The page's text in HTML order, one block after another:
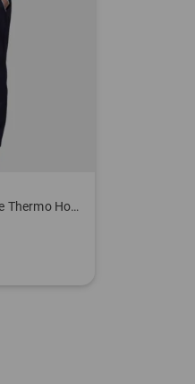
Thermal Pant with Pete Thermo Hose